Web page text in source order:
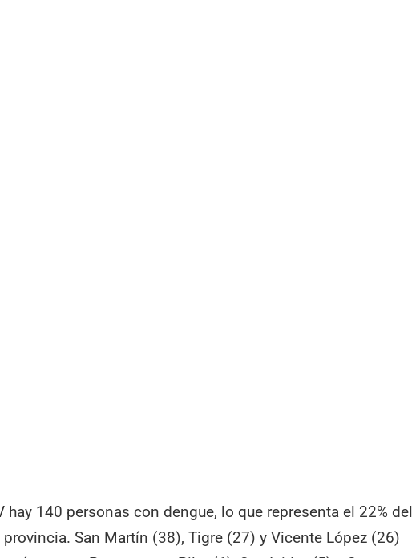
hay 140 personas con dengue, lo que representa el 22% del
San Martín (38), Tigre (27) y Vicente López (26)